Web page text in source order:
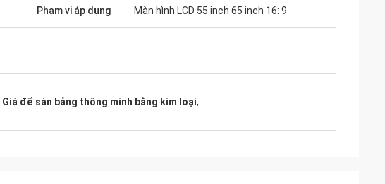
Phạm vi áp dụng Màn hình LCD 55 inch 65 inch 16: 9
Giá để sàn bảng thông minh bằng kim loại,